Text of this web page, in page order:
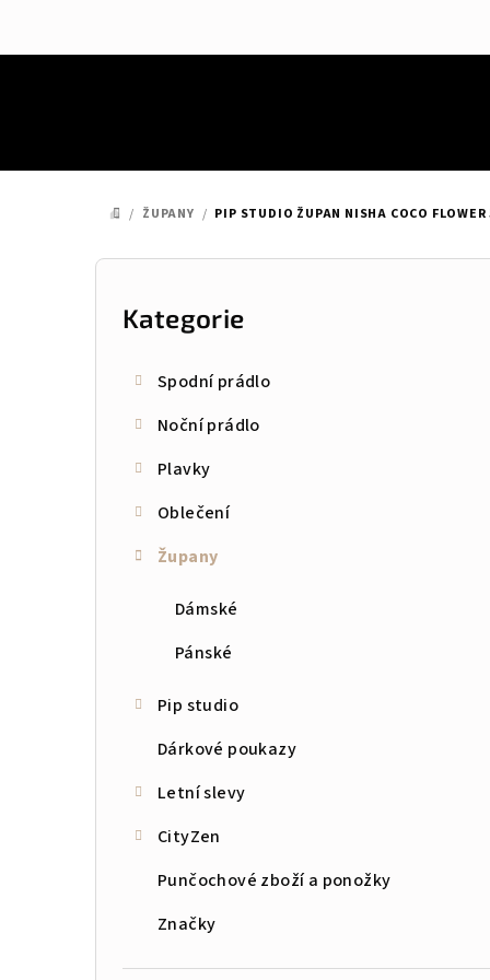
DOMŮ
/ ŽUPANY / PIP STUDIO ŽUPAN NISHA COCO
P
Přeskočit
kategorie
Kategorie
Spodní prádlo
Noční prádlo
Plavky
Oblečení
Župany
Dámské
Pánské
Pip studio
Dárkové poukazy
Letní slevy
CityZen
Punčochové zboží a ponožky
Značky